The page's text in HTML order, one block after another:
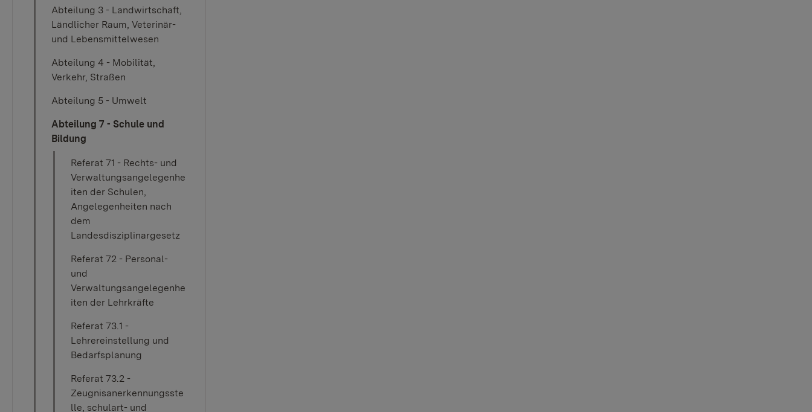
Abteilung 3 - Landwirtschaft,
Ländlicher Raum, Veterinär-
und Lebensmittelwesen
Abteilung 4 - Mobilität,
Verkehr, Straßen
Abteilung 5 - Umwelt
Abteilung 7 - Schule und
Bildung
Referat 71 - Rechts- und
Verwaltungsangelegenhe
iten der Schulen,
Angelegenheiten nach
dem
Landesdisziplinargesetz
Referat 72 - Personal-
und
Verwaltungsangelegenhe
iten der Lehrkräfte
Referat 73.1 -
Lehrereinstellung und
Bedarfsplanung
Referat 73.2 -
Zeugnisanerkennungsste
lle, schulart- und